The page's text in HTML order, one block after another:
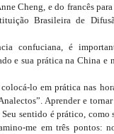
Cheng, e do francês
Brasileira de
confuciana, é
e sua prática na China e
lo em prática nas
Aprender e tornar
sentido é prático, como
me em três pontos: